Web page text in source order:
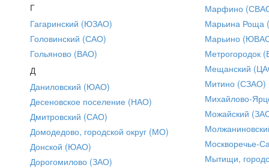
Г
Гагаринский (ЮЗАО)
Головинский (САО)
Гольяново (ВАО)
Д
Даниловский (ЮАО)
Десеновское поселение (НАО)
Дмитровский (САО)
Домодедово, городской округ (МО)
Донской (ЮАО)
Дорогомилово (ЗАО)
Марфино
Марьина Роща
Марьино
Метрогородок
Мещанский
Митино (СЗАО)
Михайлово-
Можайский
Москворечье-
Мытищи,